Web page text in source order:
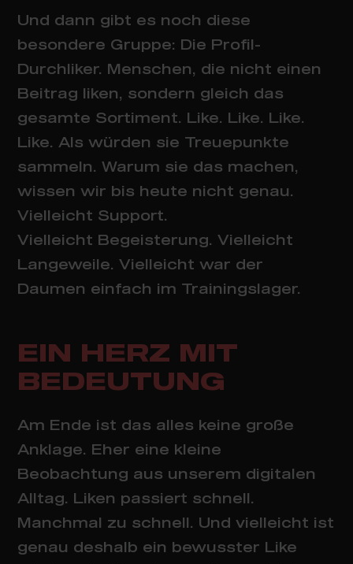
Und dann gibt es noch diese
besondere Gruppe: Die Profil-
Durchliker. Menschen, die nicht einen
Beitrag liken, sondern gleich das
gesamte Sortiment. Like. Like. Like.
Like. Als würden sie Treuepunkte
sammeln. Warum sie das machen,
wissen wir bis heute nicht genau.
Vielleicht Support.
Vielleicht Begeisterung. Vielleicht
Langeweile. Vielleicht war der
Daumen einfach im Trainingslager.
EIN HERZ MIT
BEDEUTUNG
Am Ende ist das alles keine große
Anklage. Eher eine kleine
Beobachtung aus unserem digitalen
Alltag. Liken passiert schnell.
Manchmal zu schnell. Und vielleicht ist
genau deshalb ein bewusster Like